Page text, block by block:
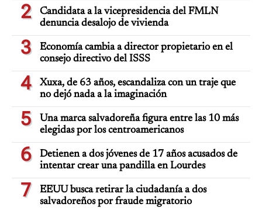
2
Candidata a la vicepresidencia del FMLN
denuncia desalojo de vivienda
3
Economía cambia a director propietario en el
consejo directivo del ISSS
4
Xuxa, de 63 años, escandaliza con un traje que
no dejó nada a la imaginación
5
Una marca salvadoreña figura entre las 10 más
elegidas por los centroamericanos
6
Detienen a dos jóvenes de 17 años acusados de
intentar crear una pandilla en Lourdes
7
EEUU busca retirar la ciudadanía a dos
salvadoreños por fraude migratorio